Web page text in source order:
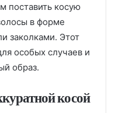
поставить косую
в форме
заколками. Этот
особых случаев и
образ.
косой